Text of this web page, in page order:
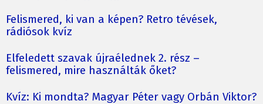
Felismered, ki van a képen? Retro tévések,
rádiósok kvíz
Elfeledett szavak újraélednek 2. rész –
felismered, mire használták őket?
Kvíz: Ki mondta? Magyar Péter vagy Orbán Viktor?